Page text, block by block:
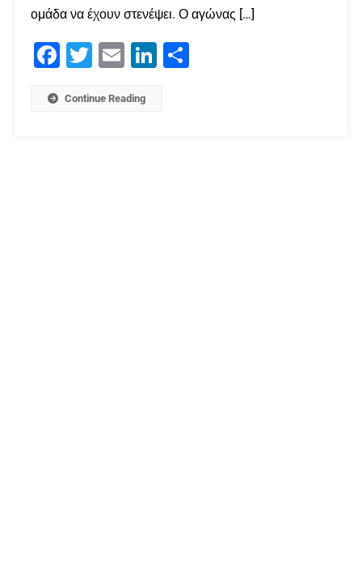
ομάδα να έχουν στενέψει. Ο αγώνας […]
Facebook
Twitter Email LinkedIn
Continue Reading